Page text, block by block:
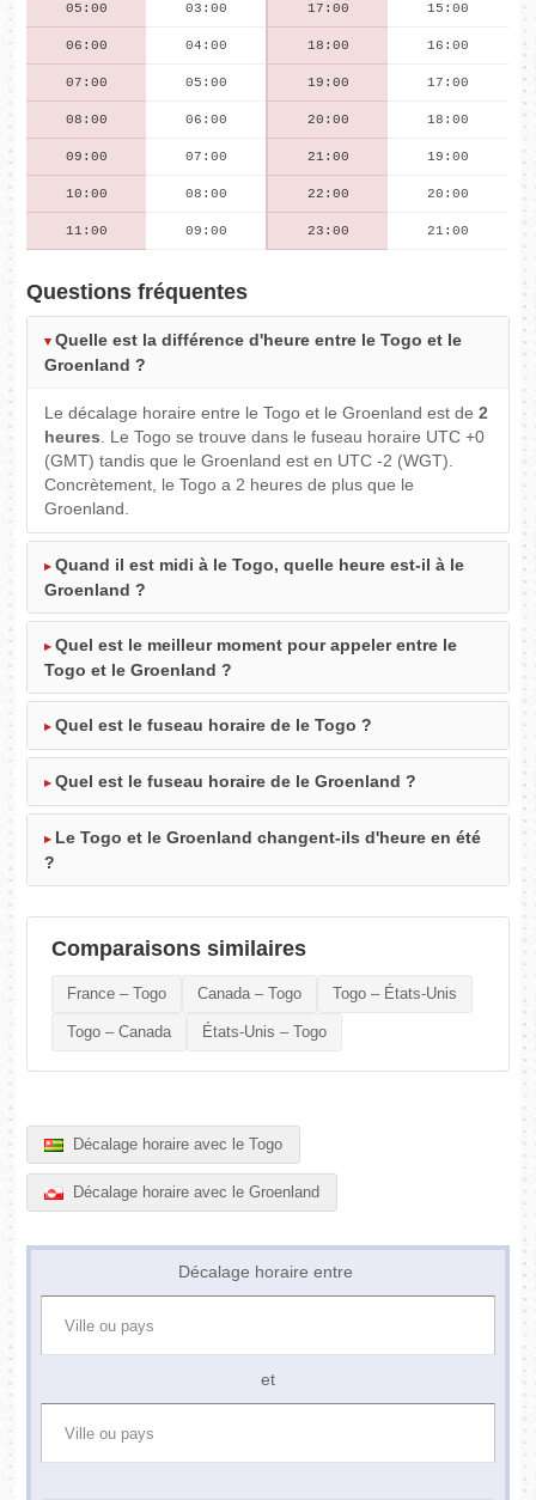
05:00 03:00 17:00 15:00
06:00 04:00 18:00 16:00
07:00 05:00 19:00 17:00
08:00 06:00 20:00 18:00
09:00 07:00 21:00 19:00
10:00 08:00 22:00 20:00
11:00 09:00 23:00 21:00
Questions fréquentes
Quelle est la différence d'heure entre le Togo et le
Groenland ?
Le décalage horaire entre le Togo et le Groenland est de2
heures. Le Togo se trouve dans le fuseau horaire UTC +0
(GMT) tandis que le Groenland est en UTC -2 (WGT).
Concrètement, le Togo a 2 heures de plus que le
Groenland.
Quand il est midi à le Togo, quelle heure est-il à le
Groenland ?
Quel est le meilleur moment pour appeler entre le
Togo et le Groenland ?
Quel est le fuseau horaire de le Togo ?
Quel est le fuseau horaire de le Groenland ?
Le Togo et le Groenland changent-ils d'heure en été
?
Comparaisons similaires
France – Togo Canada – Togo Togo – États-Unis
Togo – Canada États-Unis – Togo
Décalage horaire avec le Togo
Décalage horaire avec le Groenland
Décalage horaire entre
et